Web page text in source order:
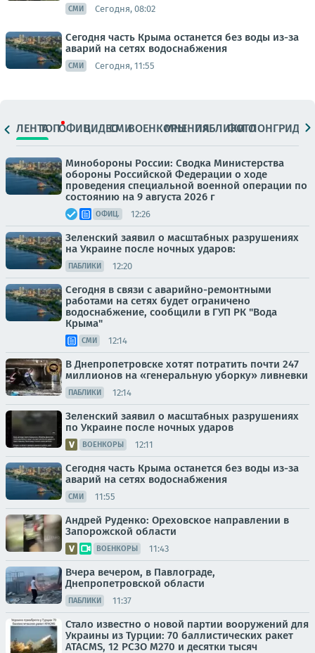
СМИ Сегодня, 08:02
Сегодня часть Крыма останется без воды из-за
аварий на сетях водоснабжения
СМИ Сегодня, 11:55
ЛЕНТАТОПОФИЦ.ВИДЕОСМИВОЕНКОРЫМНЕНИЯПАБЛИКИ
ФОТОЛОНГРИДЫ
Минобороны России: Сводка Министерства
обороны Российской Федерации о ходе
проведения специальной военной операции по
состоянию на 9 августа 2026 г
ОФИЦ. 12:26
Зеленский заявил о масштабных разрушениях
на Украине после ночных ударов:
ПАБЛИКИ 12:20
Сегодня в связи с аварийно-ремонтными
работами на сетях будет ограничено
водоснабжение, сообщили в ГУП РК "Вода
Крыма"
СМИ 12:14
В Днепропетровске хотят потратить почти 247
миллионов на «генеральную уборку» ливневки
ПАБЛИКИ 12:14
Зеленский заявил о масштабных разрушениях
по Украине после ночных ударов
ВОЕНКОРЫ 12:11
Сегодня часть Крыма останется без воды из-за
аварий на сетях водоснабжения
СМИ 11:55
Андрей Руденко: Ореховское направлении в
Запорожской области
ВОЕНКОРЫ 11:43
Вчера вечером, в Павлограде,
Днепропетровской области
ПАБЛИКИ 11:37
Стало известно о новой партии вооружений для
Украины из Турции: 70 баллистических ракет
ATACMS, 12 РСЗО M270 и десятки тысяч